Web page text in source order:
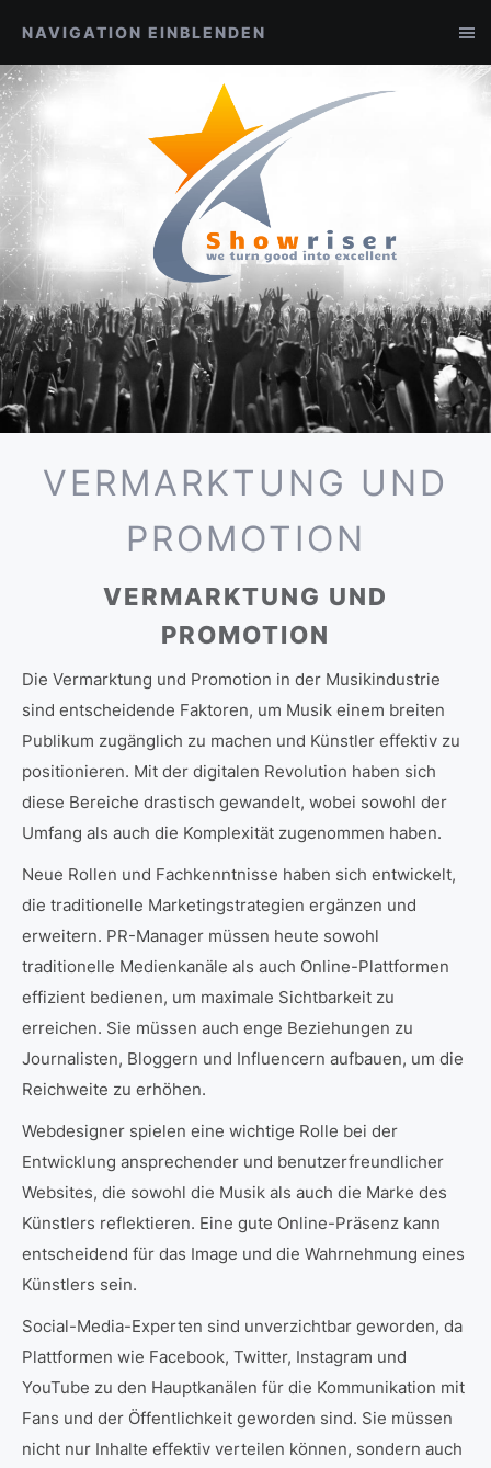
NAVIGATION EINBLENDEN
VERMARKTUNG UND
PROMOTION
VERMARKTUNG UND
PROMOTION
Die Vermarktung und Promotion in der Musikindustrie
sind entscheidende Faktoren, um Musik einem breiten
Publikum zugänglich zu machen und Künstler effektiv zu
positionieren. Mit der digitalen Revolution haben sich
diese Bereiche drastisch gewandelt, wobei sowohl der
Umfang als auch die Komplexität zugenommen haben.
Neue Rollen und Fachkenntnisse haben sich entwickelt,
die traditionelle Marketingstrategien ergänzen und
erweitern. PR-Manager müssen heute sowohl
traditionelle Medienkanäle als auch Online-Plattformen
effizient bedienen, um maximale Sichtbarkeit zu
erreichen. Sie müssen auch enge Beziehungen zu
Journalisten, Bloggern und Influencern aufbauen, um die
Reichweite zu erhöhen.
Webdesigner spielen eine wichtige Rolle bei der
Entwicklung ansprechender und benutzerfreundlicher
Websites, die sowohl die Musik als auch die Marke des
Künstlers reflektieren. Eine gute Online-Präsenz kann
entscheidend für das Image und die Wahrnehmung eines
Künstlers sein.
Social-Media-Experten sind unverzichtbar geworden, da
Plattformen wie Facebook, Twitter, Instagram und
YouTube zu den Hauptkanälen für die Kommunikation mit
Fans und der Öffentlichkeit geworden sind. Sie müssen
nicht nur Inhalte effektiv verteilen können, sondern auch